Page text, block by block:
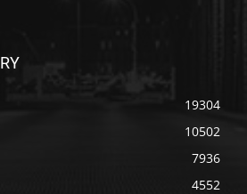
19304
10502
7936
4552